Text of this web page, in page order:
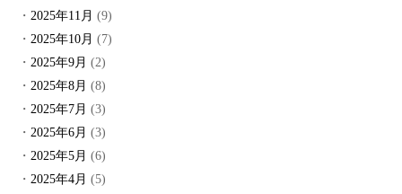
2025年11月 (9)
2025年10月 (7)
2025年9月 (2)
2025年8月 (8)
2025年7月 (3)
2025年6月 (3)
2025年5月 (6)
2025年4月 (5)